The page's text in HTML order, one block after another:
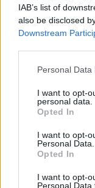
IAB’s list of
also be disclosed
Downstream
Personal
I want to opt-
personal data.
Opted In
I want to opt-
Personal Data.
Opted In
I want to opt-
Personal Data
Dziękując za
ono, jak i słowa
szczególnej
który kieruje
wobec wyzwań
doświadczeniami,
w Panu Bogu. –
bym udźwignął te
abp Polak.